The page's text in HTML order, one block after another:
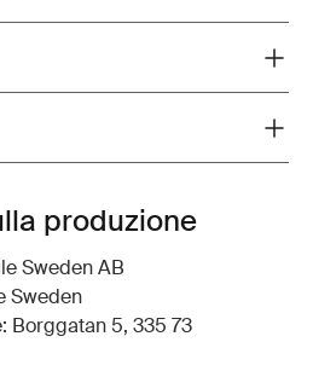
produzione
Sweden AB
Sweden
Borggatan 5, 335 73